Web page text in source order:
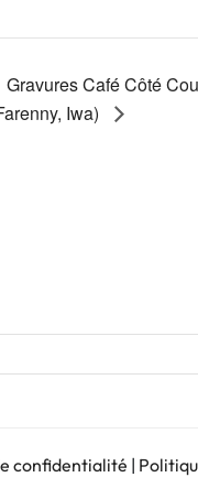
Gravures Café Côté
Iwa)
confidentialité |